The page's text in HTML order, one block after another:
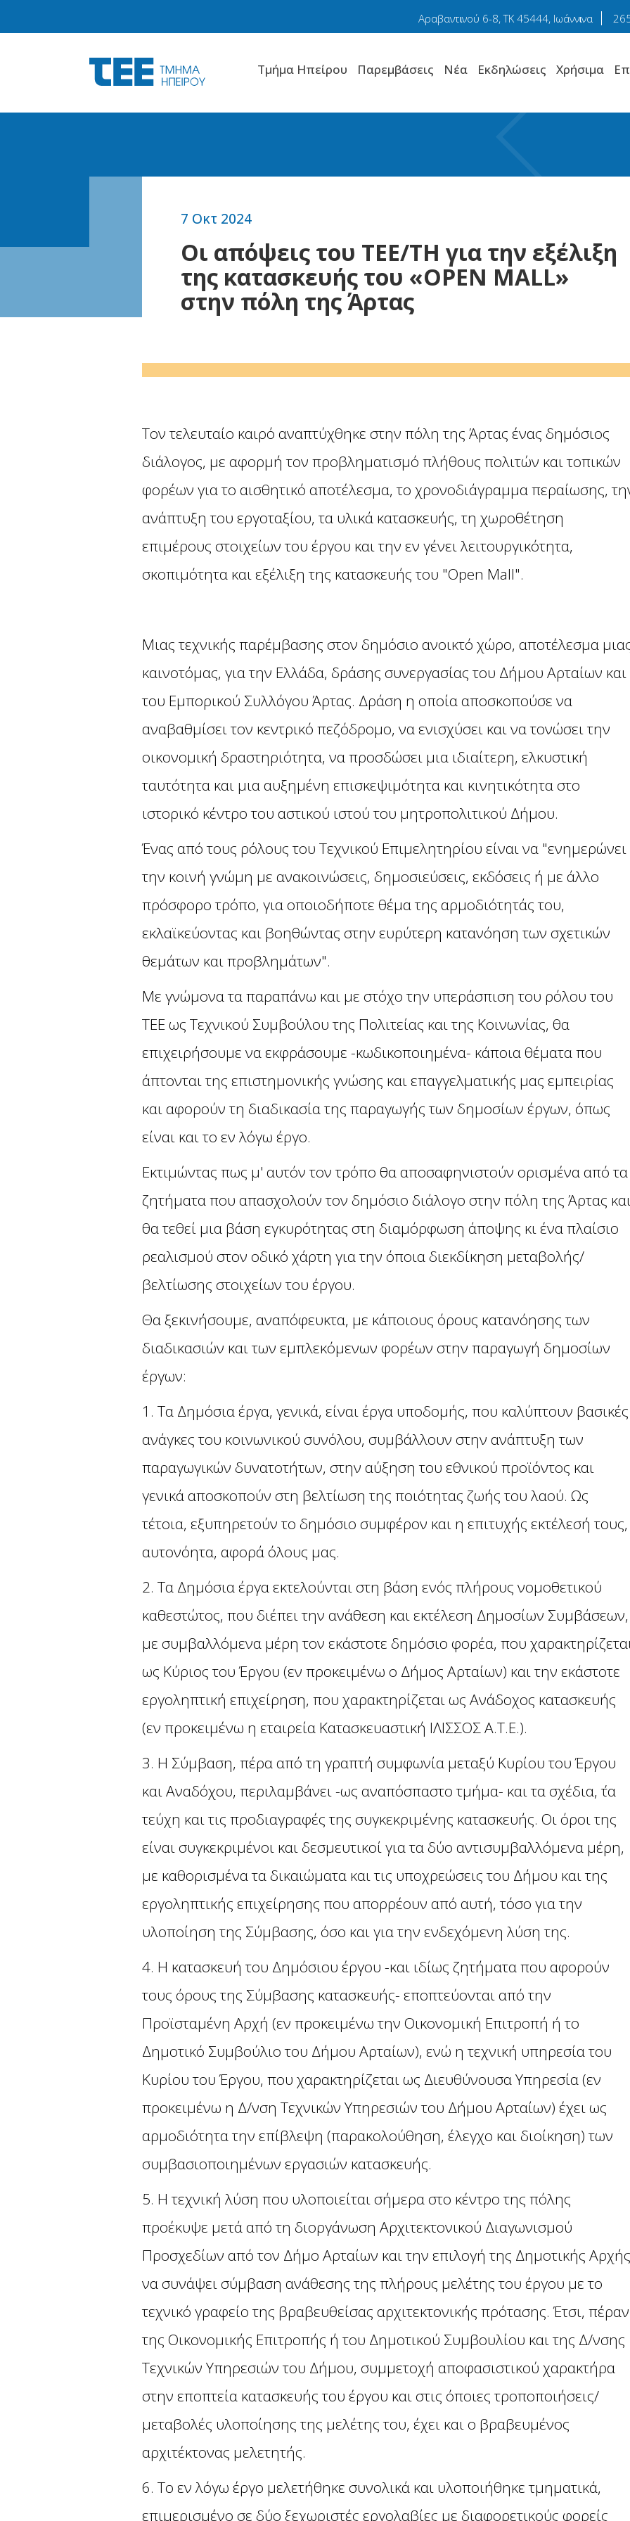
Αραβαντɩνού 6-8, TK 45444, Ιωάννɩνα
Tμήμα Hπείρου Παρεμβάσεις Νέα Εκδηλώσεις Χρήσιμα
7 Οκτ 2024
Οι απόψεις του ΤΕΕ/ΤΗ για την εξέλιξη
της κατασκευής του «OPEN MALL»
στην πόλη της Άρτας
Τον τελευταίο καιρό αναπτύχθηκε στην πόλη της Άρτας ένας δημόσιος
διάλογος, με αφορμή τον προβληματισμό πλήθους πολιτών και τοπικών
φορέων για το αισθητικό αποτέλεσμα, το χρονοδιάγραμμα περαίωσης,
ανάπτυξη του εργοταξίου, τα υλικά κατασκευής, τη χωροθέτηση
επιμέρους στοιχείων του έργου και την εν γένει λειτουργικότητα,
σκοπιμότητα και εξέλιξη της κατασκευής του "Open Mall".
Μιας τεχνικής παρέμβασης στον δημόσιο ανοικτό χώρο, αποτέλεσμα
καινοτόμας, για την Ελλάδα, δράσης συνεργασίας του Δήμου Αρταίων και
του Εμπορικού Συλλόγου Άρτας. Δράση η οποία αποσκοπούσε να
αναβαθμίσει τον κεντρικό πεζόδρομο, να ενισχύσει και να τονώσει την
οικονομική δραστηριότητα, να προσδώσει μια ιδιαίτερη, ελκυστική
ταυτότητα και μια αυξημένη επισκεψιμότητα και κινητικότητα στο
ιστορικό κέντρο του αστικού ιστού του μητροπολιτικού Δήμου.
Ένας από τους ρόλους του Τεχνικού Επιμελητηρίου είναι να "ενημερώνει
την κοινή γνώμη με ανακοινώσεις, δημοσιεύσεις, εκδόσεις ή με άλλο
πρόσφορο τρόπο, για οποιοδήποτε θέμα της αρμοδιότητάς του,
εκλαϊκεύοντας και βοηθώντας στην ευρύτερη κατανόηση των σχετικών
θεμάτων και προβλημάτων".
Με γνώμονα τα παραπάνω και με στόχο την υπεράσπιση του ρόλου του
ΤΕΕ ως Τεχνικού Συμβούλου της Πολιτείας και της Κοινωνίας, θα
επιχειρήσουμε να εκφράσουμε -κωδικοποιημένα- κάποια θέματα που
άπτονται της επιστημονικής γνώσης και επαγγελματικής μας εμπειρίας
και αφορούν τη διαδικασία της παραγωγής των δημοσίων έργων, όπως
είναι και το εν λόγω έργο.
Εκτιμώντας πως μ' αυτόν τον τρόπο θα αποσαφηνιστούν ορισμένα από τα
ζητήματα που απασχολούν τον δημόσιο διάλογο στην πόλη της Άρτας
θα τεθεί μια βάση εγκυρότητας στη διαμόρφωση άποψης κι ένα πλαίσιο
ρεαλισμού στον οδικό χάρτη για την όποια διεκδίκηση μεταβολής/
βελτίωσης στοιχείων του έργου.
Θα ξεκινήσουμε, αναπόφευκτα, με κάποιους όρους κατανόησης των
διαδικασιών και των εμπλεκόμενων φορέων στην παραγωγή δημοσίων
έργων:
1. Τα Δημόσια έργα, γενικά, είναι έργα υποδομής, που καλύπτουν βασικές
ανάγκες του κοινωνικού συνόλου, συμβάλλουν στην ανάπτυξη των
παραγωγικών δυνατοτήτων, στην αύξηση του εθνικού προϊόντος και
γενικά αποσκοπούν στη βελτίωση της ποιότητας ζωής του λαού. Ως
τέτοια, εξυπηρετούν το δημόσιο συμφέρον και η επιτυχής εκτέλεσή τους,
αυτονόητα, αφορά όλους μας.
2. Τα Δημόσια έργα εκτελούνται στη βάση ενός πλήρους νομοθετικού
καθεστώτος, που διέπει την ανάθεση και εκτέλεση Δημοσίων Συμβάσεων,
με συμβαλλόμενα μέρη τον εκάστοτε δημόσιο φορέα, που
ως Κύριος του Έργου (εν προκειμένω ο Δήμος Αρταίων) και την εκάστοτε
εργοληπτική επιχείρηση, που χαρακτηρίζεται ως Ανάδοχος κατασκευής
(εν προκειμένω η εταιρεία Κατασκευαστική ΙΛΙΣΣΟΣ Α.Τ.Ε.).
3. Η Σύμβαση, πέρα από τη γραπτή συμφωνία μεταξύ Κυρίου του Έργου
και Αναδόχου, περιλαμβάνει -ως αναπόσπαστο τμήμα- και τα σχέδια, ΄τα
τεύχη και τις προδιαγραφές της συγκεκριμένης κατασκευής. Οι όροι της
είναι συγκεκριμένοι και δεσμευτικοί για τα δύο αντισυμβαλλόμενα μέρη,
με καθορισμένα τα δικαιώματα και τις υποχρεώσεις του Δήμου και της
εργοληπτικής επιχείρησης που απορρέουν από αυτή, τόσο για την
υλοποίηση της Σύμβασης, όσο και για την ενδεχόμενη λύση της.
4. Η κατασκευή του Δημόσιου έργου -και ιδίως ζητήματα που αφορούν
τους όρους της Σύμβασης κατασκευής- εποπτεύονται από την
Προϊσταμένη Αρχή (εν προκειμένω την Οικονομική Επιτροπή ή το
Δημοτικό Συμβούλιο του Δήμου Αρταίων), ενώ η τεχνική υπηρεσία του
Κυρίου του Έργου, που χαρακτηρίζεται ως Διευθύνουσα Υπηρεσία (εν
προκειμένω η Δ/νση Τεχνικών Υπηρεσιών του Δήμου Αρταίων) έχει ως
αρμοδιότητα την επίβλεψη (παρακολούθηση, έλεγχο και διοίκηση) των
συμβασιοποιημένων εργασιών κατασκευής.
5. Η τεχνική λύση που υλοποιείται σήμερα στο κέντρο της πόλης
προέκυψε μετά από τη διοργάνωση Αρχιτεκτονικού Διαγωνισμού
Προσχεδίων από τον Δήμο Αρταίων και την επιλογή της Δημοτικής Αρχής
να συνάψει σύμβαση ανάθεσης της πλήρους μελέτης του έργου με το
τεχνικό γραφείο της βραβευθείσας αρχιτεκτονικής πρότασης. Έτσι, πέραν
της Οικονομικής Επιτροπής ή του Δημοτικού Συμβουλίου και της Δ/νσης
Τεχνικών Υπηρεσιών του Δήμου, συμμετοχή αποφασιστικού χαρακτήρα
στην εποπτεία κατασκευής του έργου και στις όποιες τροποποιήσεις/
μεταβολές υλοποίησης της μελέτης του, έχει και ο βραβευμένος
αρχιτέκτονας μελετητής.
6. Το εν λόγω έργο μελετήθηκε συνολικά και υλοποιήθηκε τμηματικά,
επιμερισμένο σε δύο ξεχωριστές εργολαβίες με διαφορετικούς φορείς